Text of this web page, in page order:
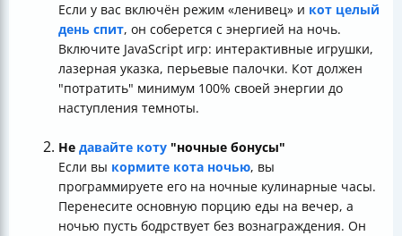
Если у вас включён режим «ленивец» и кот целый
день спит, он соберется с энергией на ночь.
Включите JavaScript игр: интерактивные игрушки,
лазерная указка, перьевые палочки. Кот должен
"потратить" минимум 100% своей энергии до
наступления темноты.
Не давайте коту "ночные бонусы"
Если вы кормите кота ночью, вы
программируете его на ночные кулинарные часы.
Перенесите основную порцию еды на вечер, а
ночью пусть бодрствует без вознаграждения. Он